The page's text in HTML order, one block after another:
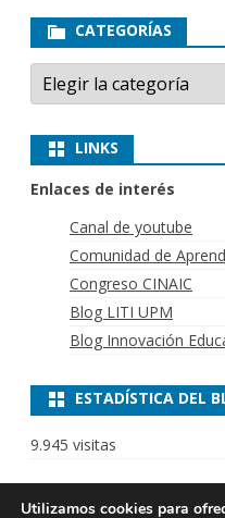
CATEGORÍAS
Categorías
LINKS
Enlaces de interés
Canal de youtube
Comunidad de
Congreso CINAIC
Blog LITI UPM
Blog Innovación
ESTADÍSTICA DEL
9.945 visitas
Utilizamos cookies para